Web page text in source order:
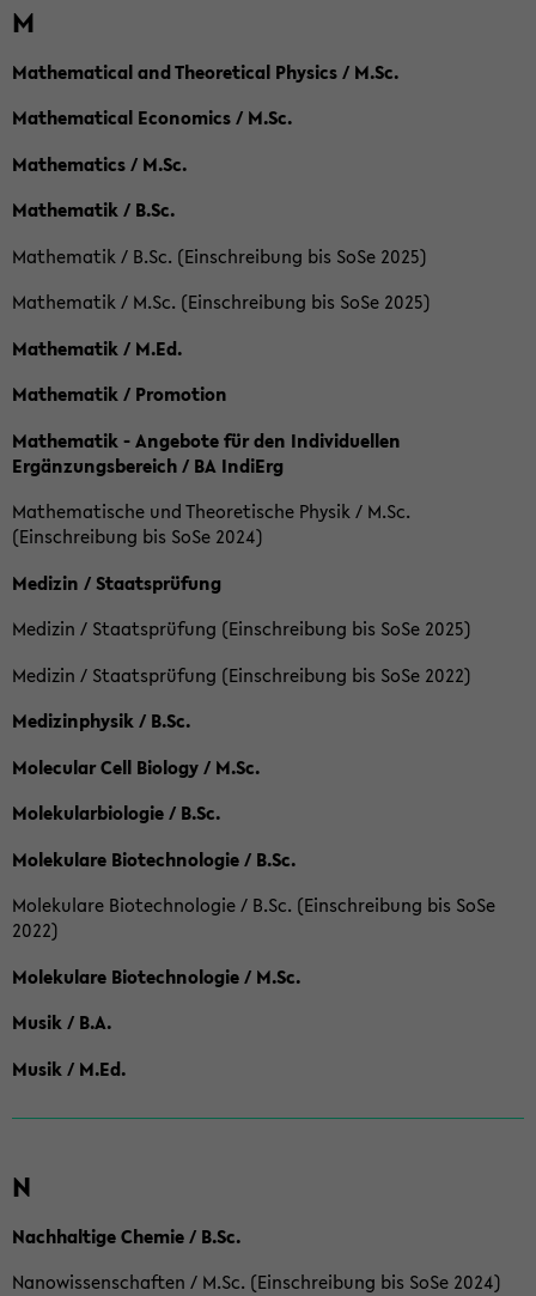
M
Mathematical and Theoretical Physics / M.Sc.
Mathematical Economics / M.Sc.
Mathematics / M.Sc.
Mathematik / B.Sc.
Mathematik / B.Sc. (Einschreibung bis SoSe 2025)
Mathematik / M.Sc. (Einschreibung bis SoSe 2025)
Mathematik / M.Ed.
Mathematik / Promotion
Mathematik - Angebote für den Individuellen
Ergänzungsbereich / BA IndiErg
Mathematische und Theoretische Physik / M.Sc.
(Einschreibung bis SoSe 2024)
Medizin / Staatsprüfung
Medizin / Staatsprüfung (Einschreibung bis SoSe 2025)
Medizin / Staatsprüfung (Einschreibung bis SoSe 2022)
Medizinphysik / B.Sc.
Molecular Cell Biology / M.Sc.
Molekularbiologie / B.Sc.
Molekulare Biotechnologie / B.Sc.
Molekulare Biotechnologie / B.Sc. (Einschreibung bis SoSe
2022)
Molekulare Biotechnologie / M.Sc.
Musik / B.A.
Musik / M.Ed.
N
Nachhaltige Chemie / B.Sc.
Nanowissenschaften / M.Sc. (Einschreibung bis SoSe 2024)